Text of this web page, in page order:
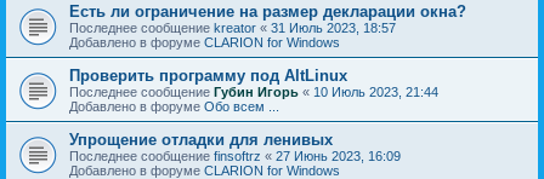
Есть ли ограничение на размер декларации окна?
Последнее сообщение kreator « 31 Июль 2023, 18:57
Добавлено в форуме CLARION for Windows
Проверить программу под AltLinux
Последнее сообщение Губин Игорь « 10 Июль 2023, 21:44
Добавлено в форуме Обо всем ...
Упрощение отладки для ленивых
Последнее сообщение finsoftrz « 27 Июнь 2023, 16:09
Добавлено в форуме CLARION for Windows